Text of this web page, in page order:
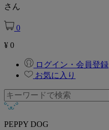
さん
0
¥ 0
ログイン・会員登録
お気に入り
PEPPY DOG